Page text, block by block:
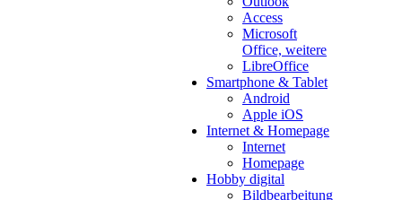
Access
Microsoft
Office, weitere
LibreOffice
Smartphone & Tablet
Android
Apple iOS
Internet & Homepage
Internet
Homepage
Hobby digital
Bildbearbeitung